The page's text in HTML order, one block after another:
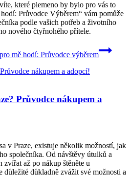
které plemeno by bylo pro vás to
Průvodce Výběrem“ vám pomůže
podle vašich potřeb a životního
nového čtyřnohého přítele.
mě hodí: Průvodce výběrem
Průvodce nákupem a
v Praze, existuje několik možností, jak
společníka. Od návštěvy útulků a
zvířat až po nákup štěněte u
důležité důkladně zvážit své možnosti a